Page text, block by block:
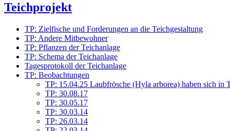
Teichprojekt
TP: Zielfische und Forderungen an die Teichgestaltung
TP: Andere Mitbewohner
TP: Pflanzen der Teichanlage
TP: Schema der Teichanlage
Tagesprotokoll der Teichanlage
TP: Beobachtungen
TP: 15.04.25 Laubfrösche (Hyla arborea) haben sich in
TP: 30.08.17
TP: 30.05.17
TP: 30.03.14
TP: 26.03.14